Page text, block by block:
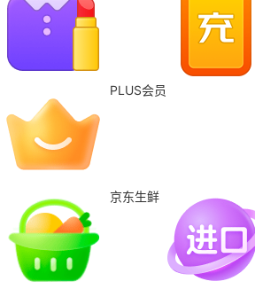
PLUS会员
京东生鲜